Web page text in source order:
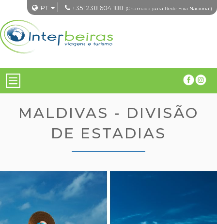
PT +351 238 604 188 (Chamada para Rede Fixa Nacional)
MALDIVAS - DIVISÃO
DE ESTADIAS